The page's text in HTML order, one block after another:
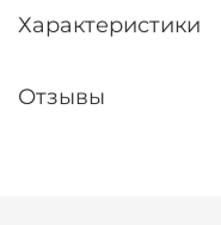
Характеристики
Отзывы